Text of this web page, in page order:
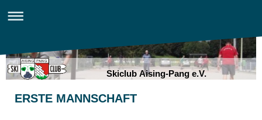
Skiclub Aising-Pang e.V.
ERSTE MANNSCHAFT